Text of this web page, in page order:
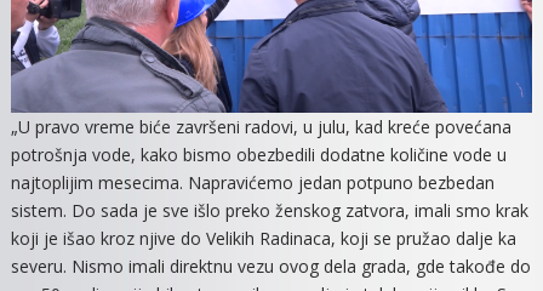
„U pravo vreme biće završeni radovi, u julu, kad kreće povećana
potrošnja vode, kako bismo obezbedili dodatne količine vode u
najtoplijim mesecima. Napravićemo jedan potpuno bezbedan
sistem. Do sada je sve išlo preko ženskog zatvora, imali smo krak
koji je išao kroz njive do Velikih Radinaca, koji se pružao dalje ka
severu. Nismo imali direktnu vezu ovog dela grada, gde takođe do